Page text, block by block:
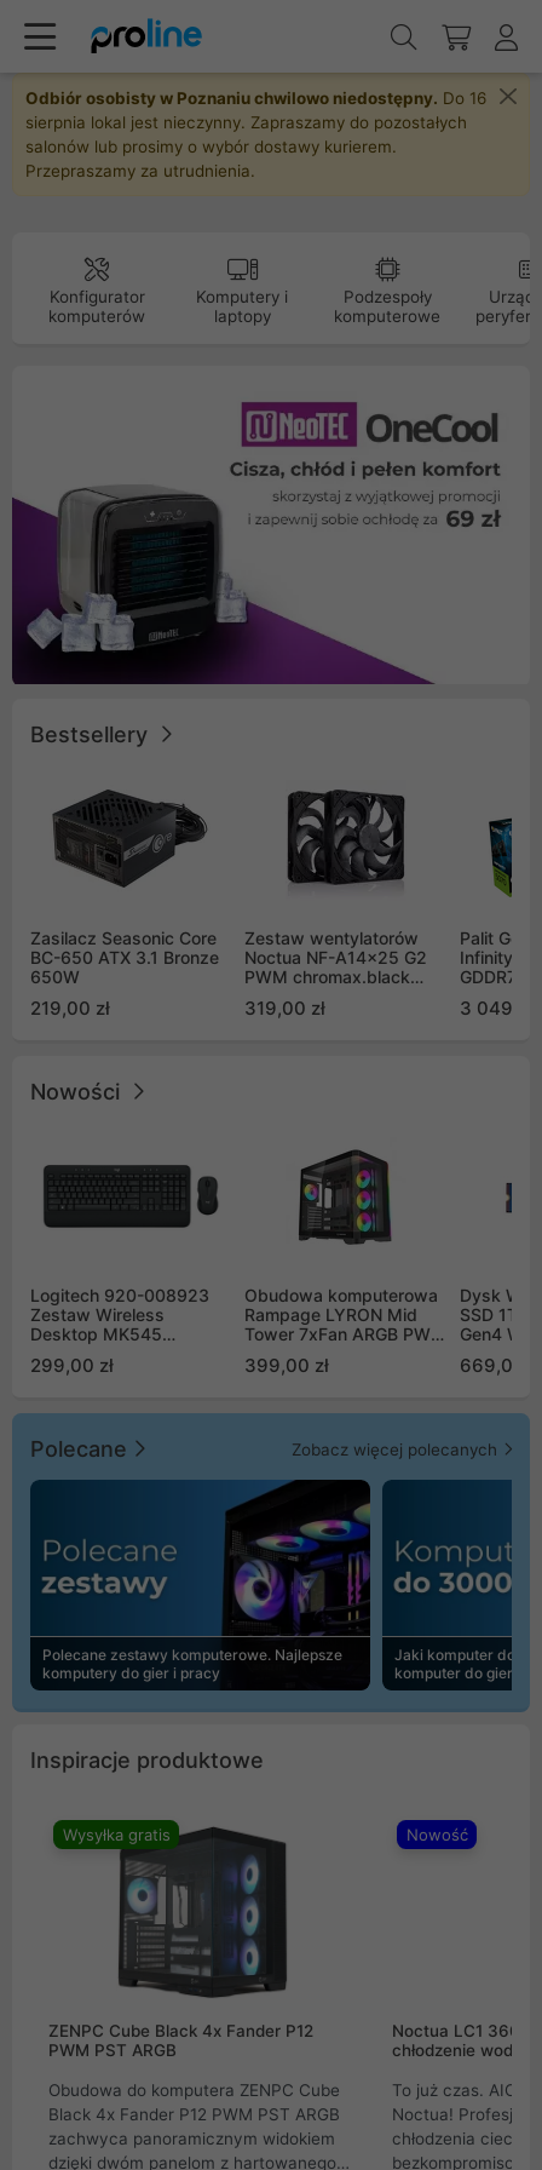
Odbiór osobisty w Poznaniu chwilowo niedostępny. Do 16
sierpnia lokal jest nieczynny. Zapraszamy do pozostałych
salonów lub prosimy o wybór dostawy kurierem.
Przepraszamy za utrudnienia.
Konfigurator
komputerów
Komputery i
laptopy
Podzespoły
komputerowe
Bestsellery
Zasilacz Seasonic Core
BC-650 ATX 3.1 Bronze
650W
219,00 zł
Zestaw wentylatorów
Noctua NF-A14x25 G2
PWM chromax.black
Push Pull (2szt)
319,00 zł
Palit
Infinity 3
GDDR7
GB2050S)
3 049,00
Nowości
Logitech 920-008923
Zestaw Wireless
Desktop MK545
299,00 zł
Obudowa komputerowa
Rampage LYRON Mid
Tower 7xFan ARGB PWM
399,00 zł
Dysk WD
SSD 1TB
Gen4
669,00
Polecane Zobacz więcej polecanych
Polecane zestawy komputerowe. Najlepsze
komputery do gier i pracy
Jaki komputer do
komputer do gier |
Inspiracje produktowe
Wysyłka gratis
ZENPC Cube Black 4x Fander P12
PWM PST ARGB
Obudowa do komputera ZENPC Cube
Black 4x Fander P12 PWM PST ARGB
zachwyca panoramicznym widokiem
dzięki dwóm panelom z hartowanego
Nowość
Noctua LC1
chłodzenie wodne
To już czas. AIO
Noctua!
chłodzenia cieczą